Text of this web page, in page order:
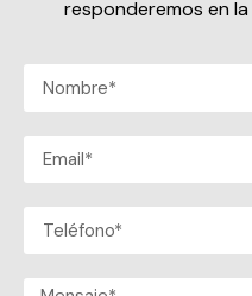
responderemos en